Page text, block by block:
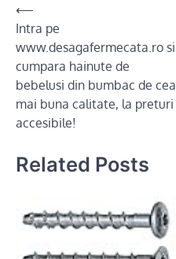
Post
navigation
⟵
Intra pe
www.desagafermecata.ro si
cumpara hainute de
bebelusi din bumbac de cea
mai buna calitate, la preturi
accesibile!
Related Posts